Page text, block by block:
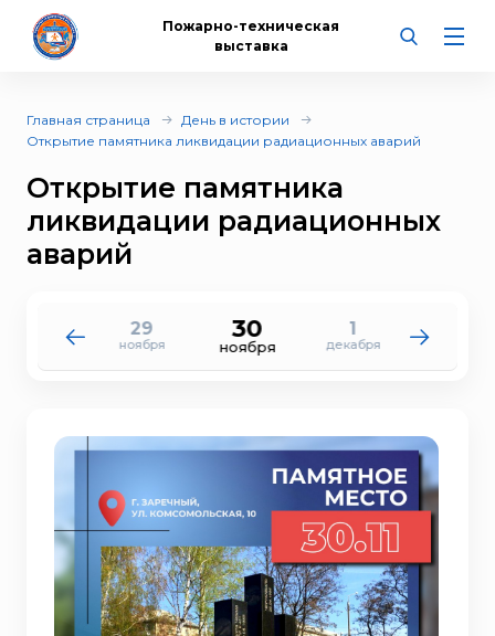
Пожарно-техническая
выставка
Главная страница
День в истории
Открытие памятника ликвидации радиационных аварий
Открытие памятника
ликвидации радиационных
аварий
29
ноября
30
ноября
1
декабря